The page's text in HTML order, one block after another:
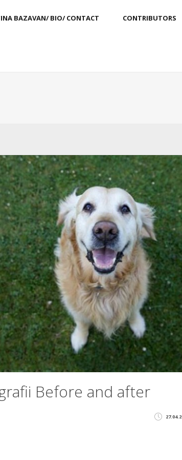
BAZAVAN/ BIO/ CONTACT CONTRIBUTORS
Before and after